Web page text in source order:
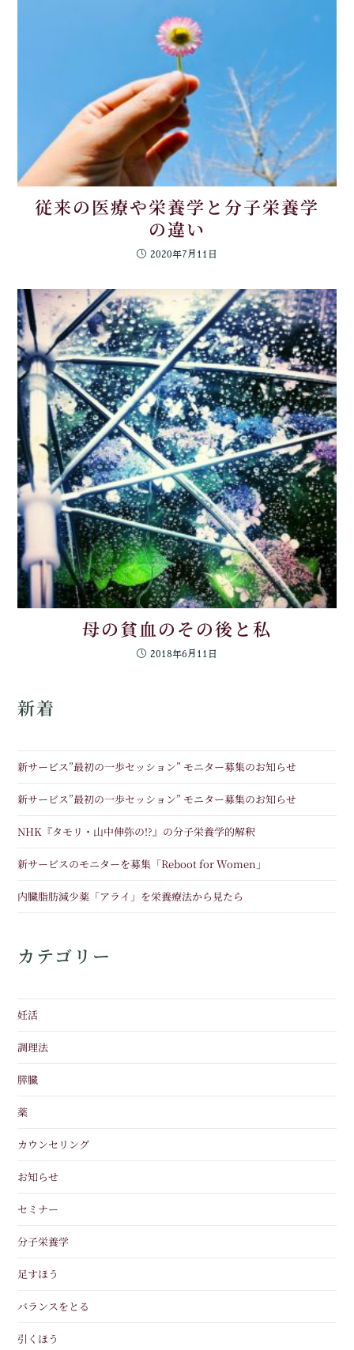
従来の医療や栄養学と分子栄養学
の違い
2020年7月11日
母の貧血のその後と私
2018年6月11日
新着
新サービス”最初の一歩セッション” モニター募集のお知らせ
新サービス”最初の一歩セッション” モニター募集のお知らせ
NHK『タモリ・山中伸弥の!?』の分子栄養学的解釈
新サービスのモニターを募集「Reboot for Women」
内臓脂肪減少薬「アライ」を栄養療法から見たら
カテゴリー
妊活
調理法
膵臓
薬
カウンセリング
お知らせ
セミナー
分子栄養学
足すほう
バランスをとる
引くほう